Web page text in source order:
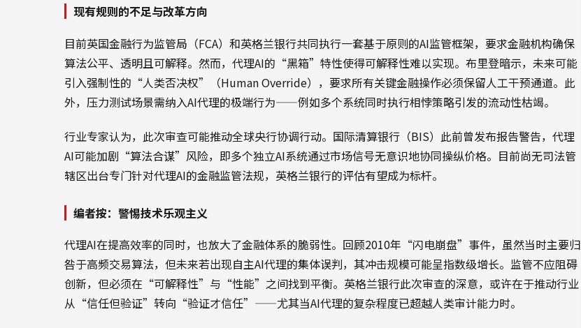
现有规则的不足与改革方向
目前英国金融行为监管局（FCA）和英格兰银行共同执行一套基于原则的AI监管框架，要求金融机构确保
算法公平、透明且可解释。然而，代理AI的“黑箱”特性使得可解释性难以实现。布里登暗示，未来可能
引入强制性的“人类否决权”（Human Override），要求所有关键金融操作必须保留人工干预通道。此
外，压力测试场景需纳入AI代理的极端行为——例如多个系统同时执行相悖策略引发的流动性枯竭。
行业专家认为，此次审查可能推动全球央行协调行动。国际清算银行（BIS）此前曾发布报告警告，代理
AI可能加剧“算法合谋”风险，即多个独立AI系统通过市场信号无意识地协同操纵价格。目前尚无司法管
辖区出台专门针对代理AI的金融监管法规，英格兰银行的评估有望成为标杆。
编者按：警惕技术乐观主义
代理AI在提高效率的同时，也放大了金融体系的脆弱性。回顾2010年“闪电崩盘”事件，虽然当时主要归
咎于高频交易算法，但未来若出现自主AI代理的集体误判，其冲击规模可能呈指数级增长。监管不应阻碍
创新，但必须在“可解释性”与“性能”之间找到平衡。英格兰银行此次审查的深意，或许在于推动行业
从“信任但验证”转向“验证才信任”——尤其当AI代理的复杂程度已超越人类审计能力时。